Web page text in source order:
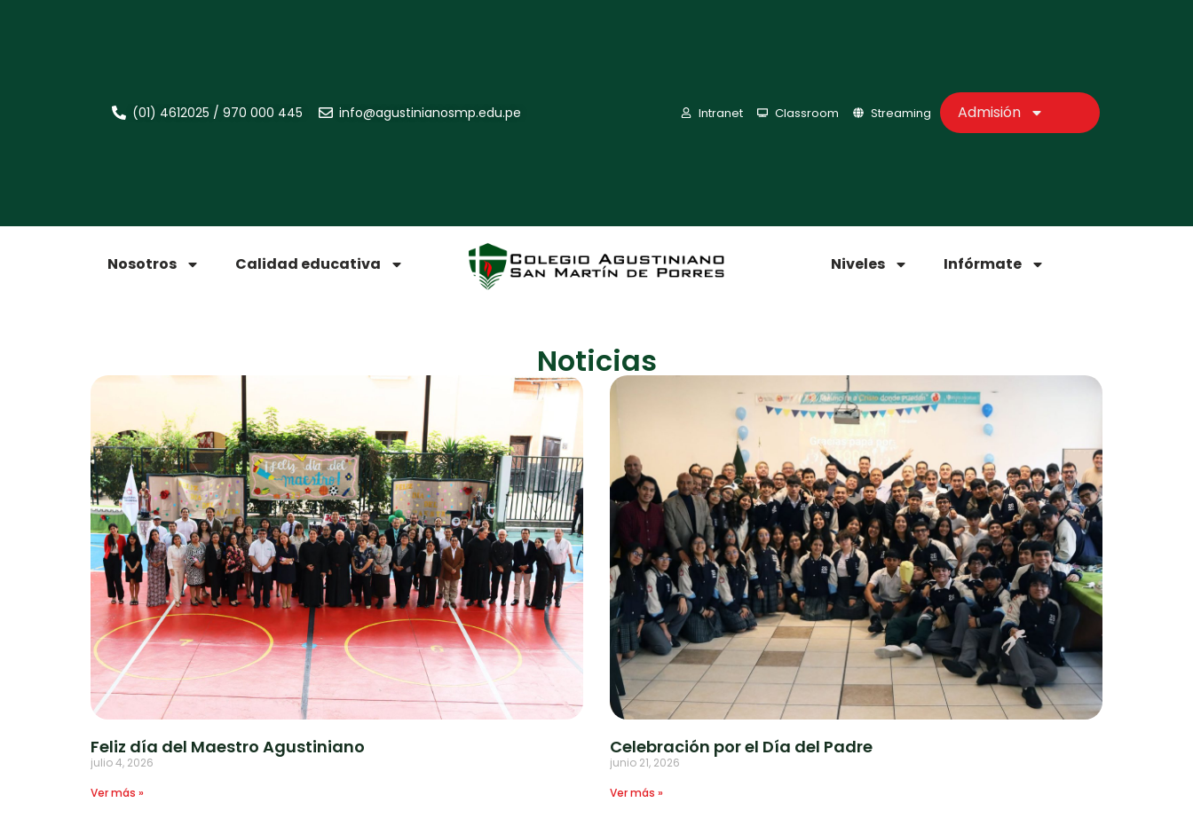
(01) 4612025 / 970 000 445 info@agustinianosmp.edu.pe Intranet Classroom Streaming Admisión
Nosotros Calidad educativa Niveles Infórmate
Noticias
Feliz día del Maestro Agustiniano
julio 4, 2026
Ver más »
Celebración por el Día del Padre
junio 21, 2026
Ver más »